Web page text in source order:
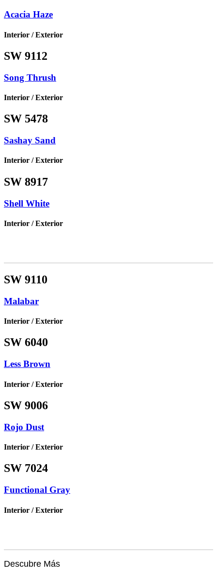
Acacia Haze
Interior / Exterior
SW 9112
Song Thrush
Interior / Exterior
SW 5478
Sashay Sand
Interior / Exterior
SW 8917
Shell White
Interior / Exterior
SW 9110
Malabar
Interior / Exterior
SW 6040
Less Brown
Interior / Exterior
SW 9006
Rojo Dust
Interior / Exterior
SW 7024
Functional Gray
Interior / Exterior
Descubre Más